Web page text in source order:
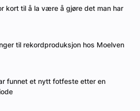
kort til å la være å gjøre det man har
til rekordproduksjon hos Moelven
funnet et nytt fotfeste etter en